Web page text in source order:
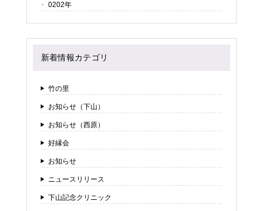
0202年
新着情報カテゴリ
竹の里
お知らせ（下山）
お知らせ（西原）
好縁会
お知らせ
ニュースリリース
下山記念クリニック